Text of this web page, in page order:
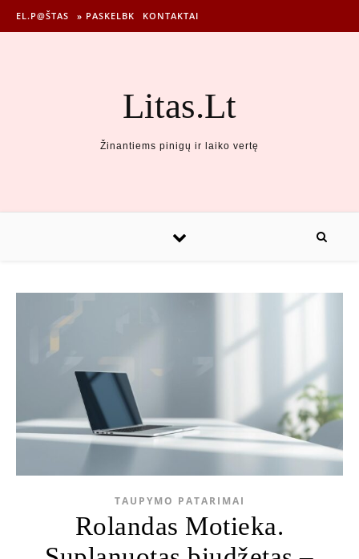
EL.P@ŠTAS » PASKELBK KONTAKTAI
Litas.Lt
Žinantiems pinigų ir laiko vertę
TAUPYMO PATARIMAI
Rolandas Motieka.